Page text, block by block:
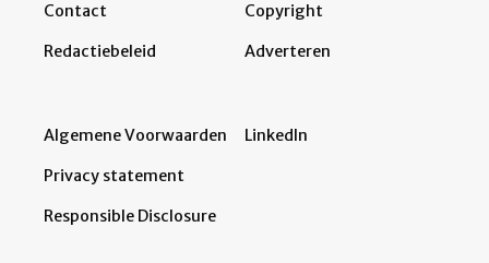
Contact
Redactiebeleid
Copyright
Adverteren
Algemene Voorwaarden
Privacy statement
Responsible Disclosure
LinkedIn